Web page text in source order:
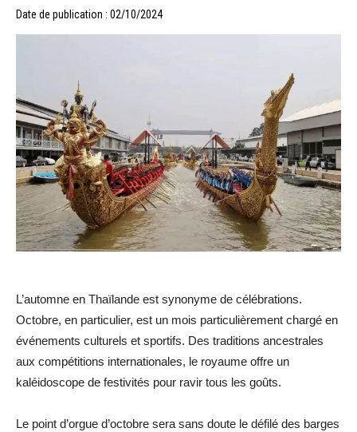
Date de publication : 02/10/2024
L’automne en Thaïlande est synonyme de célébrations.
Octobre, en particulier, est un mois particulièrement chargé en
événements culturels et sportifs. Des traditions ancestrales
aux compétitions internationales, le royaume offre un
kaléidoscope de festivités pour ravir tous les goûts.
Le point d’orgue d’octobre sera sans doute le défilé des barges